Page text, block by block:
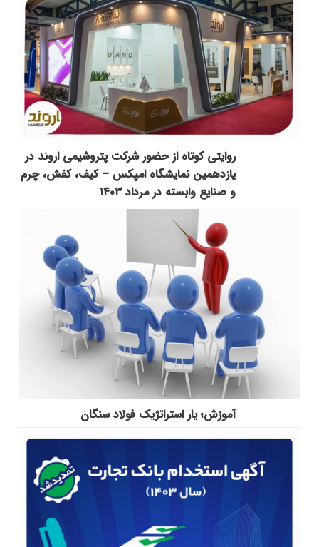
روایتی کوتاه از حضور شرکت پتروشیمی اروند در
یازدهمین نمایشگاه امپکس‌ – کیف، کفش، چرم
و صنایع وابسته در مرداد ۱۴۰۳
آموزش؛ یار استراتژیک فولاد سنگان